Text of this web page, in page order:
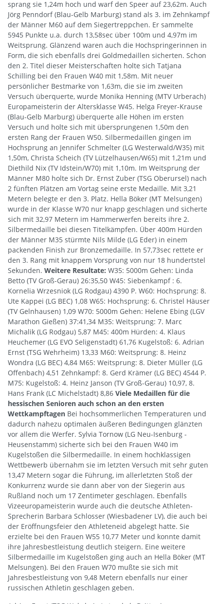
sprang sie 1,24m hoch und warf den Speer auf 23,62m. Auch
Jörg Penndorf (Blau-Gelb Marburg) stand als 3. im Zehnkampf
der Männer M60 auf dem Siegertreppchen. Er sammelte
5945 Punkte u.a. durch 13,58sec über 100m und 4,97m im
Weitsprung. Glänzend waren auch die Hochspringerinnen in
Form, die sich ebenfalls drei Goldmedaillen sicherten. Schon
den 2. Titel dieser Meisterschaften holte sich Tatjana
Schilling bei den Frauen W40 mit 1,58m. Mit neuer
persönlicher Bestmarke von 1,63m, die sie im zweiten
Versuch überquerte, wurde Monika Henning (MTV Urberach)
Europameisterin der Altersklasse W45. Helga Freyer-Krause
(Blau-Gelb Marburg) überquerte alle Höhen im ersten
Versuch und holte sich mit übersprungenen 1,50m den
ersten Rang der Frauen W50. Silbermedaillen gingen im
Hochsprung an Jennifer Schmelter (LG Westerwald/W35) mit
1,50m, Christa Scheich (TV Lützelhausen/W65) mit 1,21m und
Diethild Nix (TV Idstein/W70) mit 1,10m. Im Weitsprung der
Männer M80 holte sich Dr. Ernst Zuber (TSG Oberursel) nach
2 fünften Plätzen am Vortag seine erste Medaille. Mit 3,21
Metern belegte er den 3. Platz. Hella Böker (MT Melsungen)
wurde in der Klasse W70 nur knapp geschlagen und sicherte
sich mit 32,97 Metern im Hammerwerfen bereits ihre 2.
Silbermedaille bei diesen Titelkämpfen. Über 400m Hürden
der Männer M35 stürmte Nils Milde (LG Eder) in einem
packenden Finish zur Bronzemedaille. In 57,73sec rettete er
den 3. Rang mit knappem Vorsprung von nur 18 hundertstel
Sekunden. Weitere Resultate: W35: 5000m Gehen: Linda
Betto (TV Groß-Gerau) 26:35,50 W45: Siebenkampf : 6.
Kornelia Wrzesniok (LG Rodgau) 4390 P. W60: Hochsprung: 8.
Ute Kappei (LG BEC) 1,08 W65: Hochsprung: 6. Christel Häuser
(TV Gelnhausen) 1,09 W70: 5000m Gehen: Helene Ebing (LGV
Marathon Gießen) 37:41,34 M35: Weitsprung: 7. Marc
Michalik (LG Rodgau) 5,87 M45: 400m Hürden: 4. Klaus
Heuchemer (LG EVO Seligenstadt) 61,76 Kugelstoß: 6. Adrian
Ernst (TSG Wehrheim) 13,33 M60: Weitsprung: 8. Heinz
Wondra (LG BEC) 4,84 M65: Weitsprung: 8. Dieter Müller (LG
Offenbach) 4,51 Zehnkampf: 8. Gerd Krämer (LG BEC) 4544 P.
M75: Kugelstoß: 4. Heinz Janson (TV Groß-Gerau) 10,97, 8.
Hans Frank (LC Michelstadt) 8,86 Viele Medaillen für die
hessischen Senioren auch schon an den ersten
Wettkampftagen Bei hochsommerlichen Temperaturen und
dadurch nahezu optimalen äußeren Bedingungen glänzten
vor allem die Werfer. Sylvia Tornow (LG Neu-Isenburg -
Heusenstamm) sicherte sich bei den Frauen W40 im
Kugelstoßen die Silbermedaille. In einem hochklassigen
Wettbewerb übernahm sie im letzten Versuch mit sehr guten
13,47 Metern sogar die Führung, im allerletzten Stoß der
Konkurrenz wurde sie dann aber von der Siegerin aus
Rußland noch um 17 Zentimeter geschlagen. Ebenfalls
Vizeeuropameisterin wurde auch die deutsche Athleten-
Sprecherin Barbara Schlosser (Wiesbadener LV), die auch bei
der Eröffnungsfeier den Athleteneid abgelegt hatte. Sie
erzielte bei den Frauen W55 10,77 Meter und konnte damit
ihre Jahresbestleistung deutlich steigern. Eine weitere
Silbermedaille im Kugelstoßen ging auch an Hella Böker (MT
Melsungen). Bei den Frauen W70 mußte sie sich mit
Jahresbestleistung von 9,48 Metern ebenfalls nur einer
russischen Athletin geschlagen geben.